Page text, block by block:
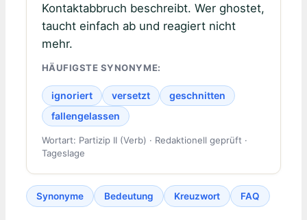
Kontaktabbruch beschreibt. Wer ghostet,
taucht einfach ab und reagiert nicht
mehr.
HÄUFIGSTE SYNONYME:
ignoriert versetzt
geschnitten
fallengelassen
Wortart: Partizip II (Verb) · Redaktionell geprüft ·
Tageslage
Synonyme Bedeutung Kreuzwort FAQ